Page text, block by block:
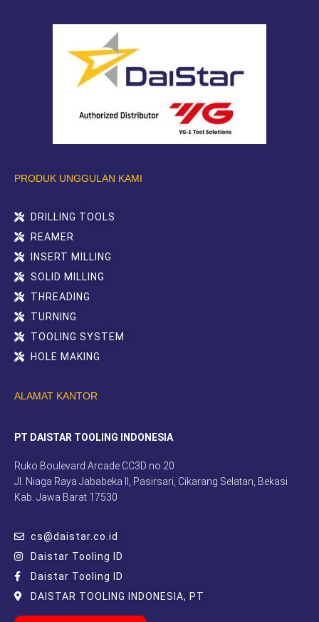
PRODUK UNGGULAN KAMI
DRILLING TOOLS
REAMER
INSERT MILLING
SOLID MILLING
THREADING
TURNING
TOOLING SYSTEM
HOLE MAKING
ALAMAT KANTOR
PT DAISTAR TOOLING INDONESIA
Ruko Boulevard Arcade CC3D no.20
Jl. Niaga Raya Jababeka II, Pasirsari, Cikarang Selatan, Bekasi
Kab. Jawa Barat 17530
cs@daistar.co.id
Daistar Tooling ID
Daistar Tooling ID
DAISTAR TOOLING INDONESIA, PT